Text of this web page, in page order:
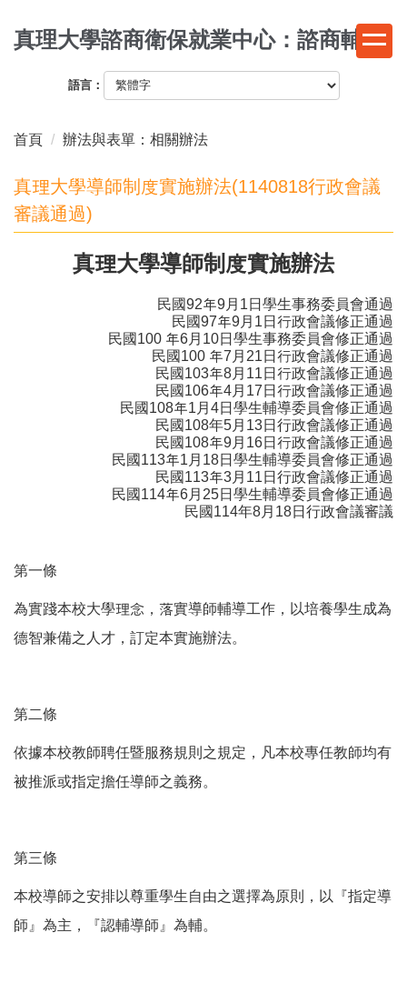
到
區
真理大學諮商衛保就業中心：諮商輔導
語言：
首頁 辦法與表單：相關辦法
真理大學導師制度實施辦法(1140818行政會議
審議通過)
真理大學導師制度實施辦法
民國92年9月1日學生事務委員會通過
民國97年9月1日行政會議修正通過
民國100 年6月10日學生事務委員會修正通過
民國100 年7月21日行政會議修正通過
民國103年8月11日行政會議修正通過
民國106年4月17日行政會議修正通過
民國108年1月4日學生輔導委員會修正通過
民國108年5月13日行政會議修正通過
民國108年9月16日行政會議修正通過
民國113年1月18日學生輔導委員會修正通過
民國113年3月11日行政會議修正通過
民國114年6月25日學生輔導委員會修正通過
民國114年8月18日行政會議審議
第一條
為實踐本校大學理念，落實導師輔導工作，以培養學生成為
德智兼備之人才，訂定本實施辦法。
第二條
依據本校教師聘任暨服務規則之規定，凡本校專任教師均有
被推派或指定擔任導師之義務。
第三條
本校導師之安排以尊重學生自由之選擇為原則，以『指定導
師』為主，『認輔導師』為輔。